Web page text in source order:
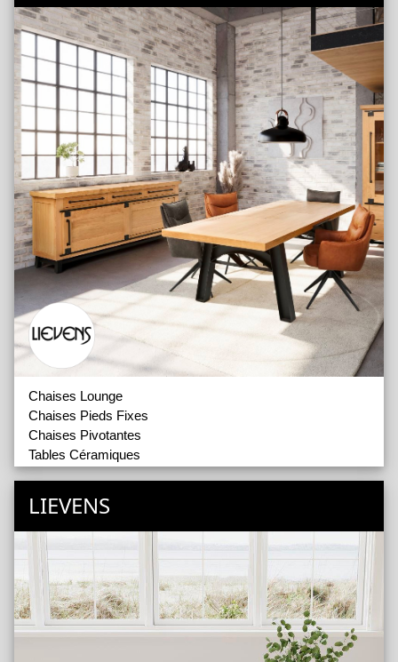
Chaises Lounge
Chaises Pieds Fixes
Chaises Pivotantes
Tables Céramiques
Tables de Bistrot
Tables Dessus en Verre
Tables Mélaminées
Tables Placage
Tables Waterglass
Salles à manger en Massif Placage
Salles à manger en Mélamine
LIEVENS